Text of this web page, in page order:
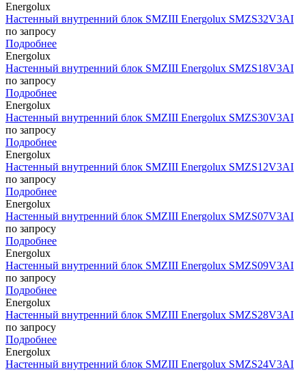
Energolux
Настенный внутренний блок SMZIII Energolux SMZS32V3AI
по запросу
Подробнее
Energolux
Настенный внутренний блок SMZIII Energolux SMZS18V3AI
по запросу
Подробнее
Energolux
Настенный внутренний блок SMZIII Energolux SMZS30V3AI
по запросу
Подробнее
Energolux
Настенный внутренний блок SMZIII Energolux SMZS12V3AI
по запросу
Подробнее
Energolux
Настенный внутренний блок SMZIII Energolux SMZS07V3AI
по запросу
Подробнее
Energolux
Настенный внутренний блок SMZIII Energolux SMZS09V3AI
по запросу
Подробнее
Energolux
Настенный внутренний блок SMZIII Energolux SMZS28V3AI
по запросу
Подробнее
Energolux
Настенный внутренний блок SMZIII Energolux SMZS24V3AI